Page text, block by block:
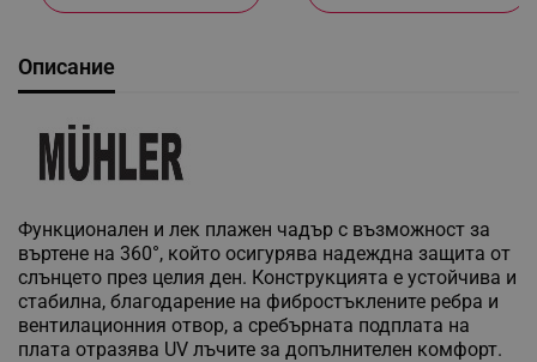
Описание
Функционален и лек плажен чадър с възможност за
въртене на 360°, който осигурява надеждна защита от
слънцето през целия ден. Конструкцията е устойчива и
стабилна, благодарение на фибростъклените ребра и
вентилационния отвор, а сребърната подплата на
плата отразява UV лъчите за допълнителен комфорт.